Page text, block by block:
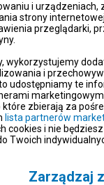
i urządzeniach,
strony
przeglądarki,
wykorzystujemy
i
udostępniamy te
zbierają za
lista partnerów
cookies i nie
Twoich
Zarządzaj
Karty
Znajdź sklep
Newsletter
Komunikaty
Deklaracje
Pomoc
Kontakt